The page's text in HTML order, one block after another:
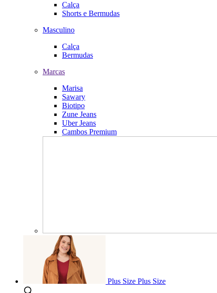
Calça
Shorts e Bermudas
Masculino
Calça
Bermudas
Marcas
Marisa
Sawary
Biotipo
Zune Jeans
Uber Jeans
Cambos Premium
Plus Size Plus Size